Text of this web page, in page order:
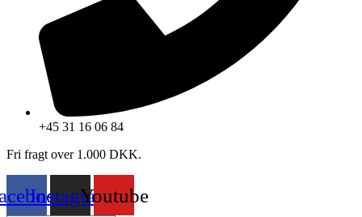
+45 31 16 06 84
Fri fragt over 1.000 DKK.
InstagramYoutube